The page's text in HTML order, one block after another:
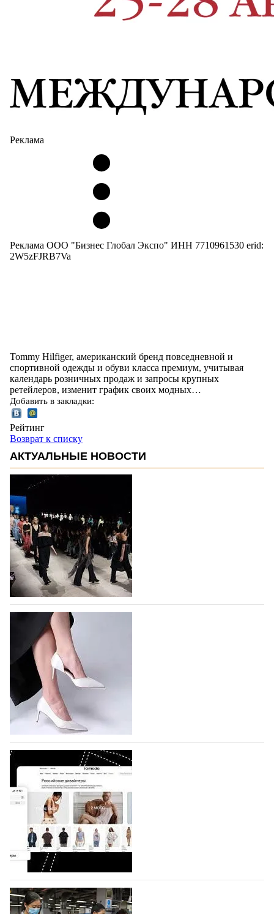
Реклама
Реклама ООО "Бизнес Глобал Экспо" ИНН 7710961530 erid:
2W5zFJRB7Va
Tommy Hilfiger, американский бренд повседневной и
спортивной одежды и обуви класса премиум, учитывая
календарь розничных продаж и запросы крупных
ретейлеров, изменит график своих модных…
Добавить в закладки:
Рейтинг
Возврат к списку
АКТУАЛЬНЫЕ НОВОСТИ
На участие в Московской неделе моды
подано 1047 заявок
На участие в седьмой Московской неделе моды,
которая пройдет в российской столице с 26 сентября
по 1 октября, уже подано 1047 заявок. Примерно
половину из них (494) прислали дизайнеры,
коллекции которых не были представлены в…
07.08.2026 383
BALLINA представит свои новинки на Euro
Shoes
Компания BALLINA Guangzhou Lihuang Footwear
Co., Ltd., основанная в 2011 году и расположенная в
Гуанчжоу, столице моды Китая, является
профессиональной обувной компанией,
объединяющей разработку, производство и…
07.08.2026 289
На платформе Lamoda - новый раздел и